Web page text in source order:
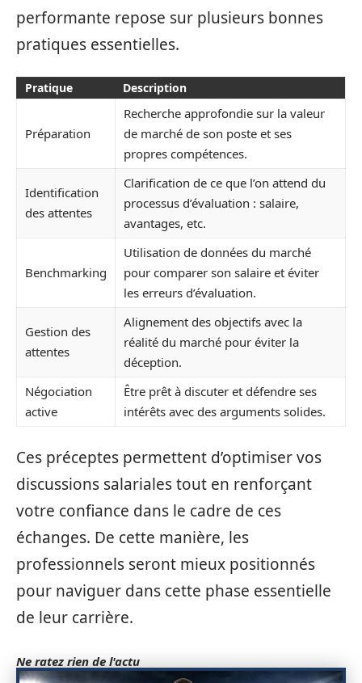
performante repose sur plusieurs bonnes
pratiques essentielles.
Pratique Description
Préparation
Recherche approfondie sur la valeur
de marché de son poste et ses
propres compétences.
Identification
des attentes
Clarification de ce que l’on attend du
processus d’évaluation : salaire,
avantages, etc.
Benchmarking
Utilisation de données du marché
pour comparer son salaire et éviter
les erreurs d’évaluation.
Gestion des
attentes
Alignement des objectifs avec la
réalité du marché pour éviter la
déception.
Négociation
active
Être prêt à discuter et défendre ses
intérêts avec des arguments solides.
Ces préceptes permettent d’optimiser vos
discussions salariales tout en renforçant
votre confiance dans le cadre de ces
échanges. De cette manière, les
professionnels seront mieux positionnés
pour naviguer dans cette phase essentielle
de leur carrière.
Ne ratez rien de l'actu